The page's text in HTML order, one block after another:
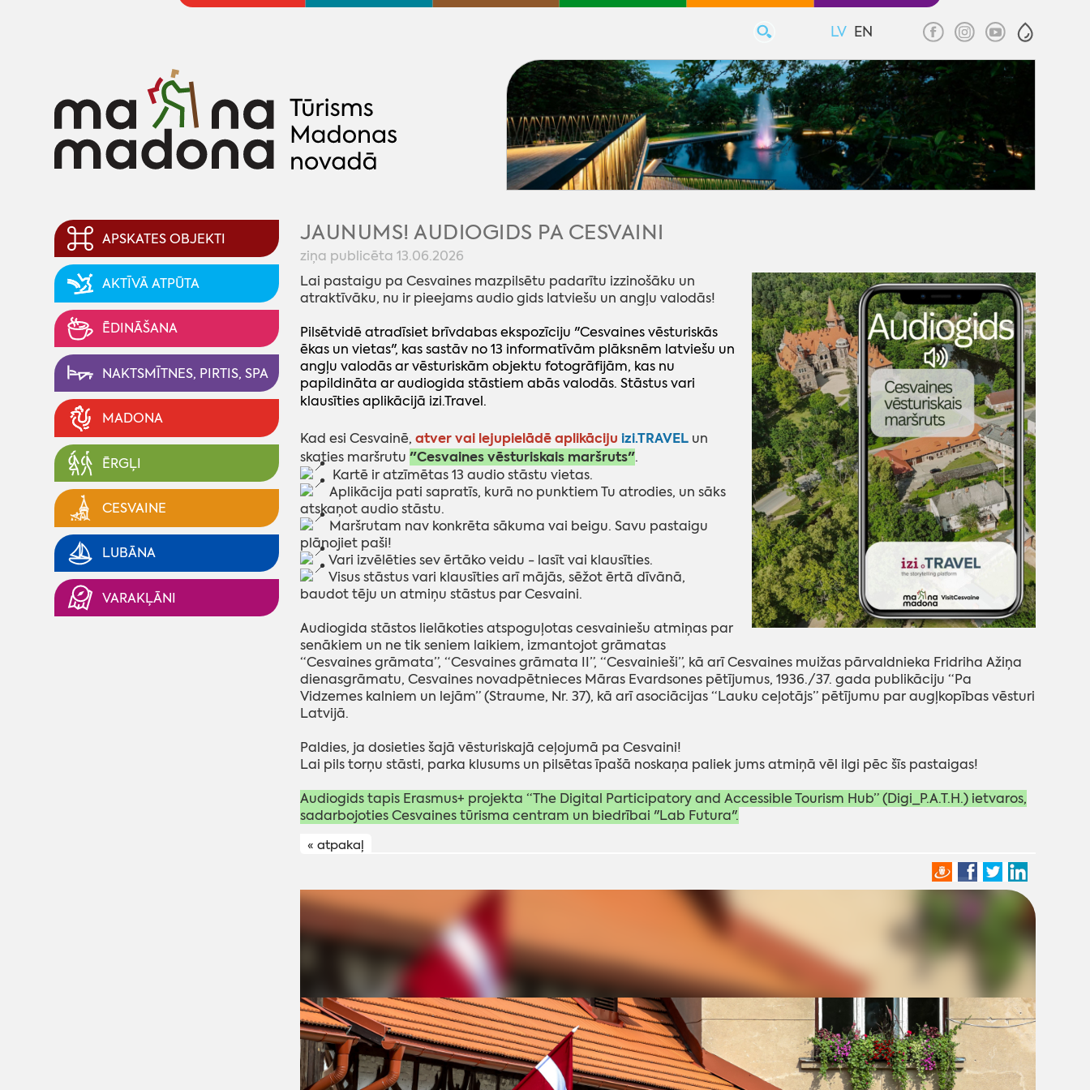
LV EN
APSKATES OBJEKTI
AKTĪVĀ ATPŪTA
ĒDINĀŠANA
NAKTSMĪTNES, PIRTIS, SPA
MADONA
ĒRGĻI
CESVAINE
LUBĀNA
VARAKĻĀNI
JAUNUMS! AUDIOGIDS PA CESVAINI
ziņa publicēta 13.06.2026
Lai pastaigu pa Cesvaines mazpilsētu padarītu izzinošāku un
atraktīvāku, nu ir pieejams audio gids latviešu un angļu valodās!
Pilsētvidē atradīsiet brīvdabas ekspozīciju "Cesvaines vēsturiskās
ēkas un vietas", kas sastāv no 13 informatīvām plāksnēm latviešu un
angļu valodās ar vēsturiskām objektu fotogrāfijām, kas nu
papildināta ar audiogida stāstiem abās valodās. Stāstus vari
klausīties aplikācijā izi.Travel.
Kad esi Cesvainē, atver vai lejupielādē aplikāciju izi.TRAVELun
skaties maršrutu "Cesvaines vēsturiskais maršruts".
Kartē ir atzīmētas 13 audio stāstu vietas.
Aplikācija pati sapratīs, kurā no punktiem Tu atrodies, un sāks
atskaņot audio stāstu.
Maršrutam nav konkrēta sākuma vai beigu. Savu pastaigu
plānojiet paši!
Vari izvēlēties sev ērtāko veidu - lasīt vai klausīties.
Visus stāstus vari klausīties arī mājās, sēžot ērtā dīvānā,
baudot tēju un atmiņu stāstus par Cesvaini.
Audiogida stāstos lielākoties atspoguļotas cesvainiešu atmiņas par
senākiem un ne tik seniem laikiem, izmantojot grāmatas
“Cesvaines grāmata”, “Cesvaines grāmata II”, “Cesvainieši”, kā arī Cesvaines muižas pārvaldnieka Fridriha Ažiņa
dienasgrāmatu, Cesvaines novadpētnieces Māras Evardsones pētījumus, 1936./37. gada publikāciju “Pa
Vidzemes kalniem un lejām” (Straume, Nr. 37), kā arī asociācijas “Lauku ceļotājs” pētījumu par augļkopības vēsturi
Latvijā.
Paldies, ja dosieties šajā vēsturiskajā ceļojumā pa Cesvaini!
Lai pils torņu stāsti, parka klusums un pilsētas īpašā noskaņa paliek jums atmiņā vēl ilgi pēc šīs pastaigas!
Audiogids tapis Erasmus+ projekta “The Digital Participatory and Accessible Tourism Hub” (Digi_P.A.T.H.) ietvaros,
sadarbojoties Cesvaines tūrisma centram un biedrībai "Lab Futura".
« atpakaļ